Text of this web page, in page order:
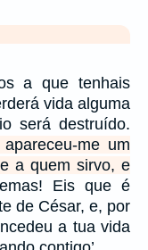
a que tenhais
vida alguma
será destruído.
me um
a quem sirvo, e
Eis que é
de César, e, por
a tua vida